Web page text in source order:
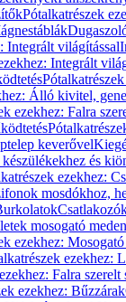
Pótalkatrészek
Integrált világítással
Integrált
Álló kivitel,
ezekhez: Falra
keverővel
és
ezekhez:
mosdókhoz,
mosogató
ezekhez:
ezekhez:
Falra
ezekhez: Bűzzárak